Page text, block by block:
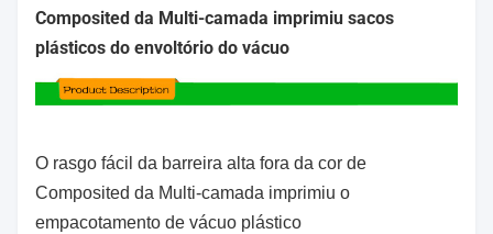
Composited da Multi-camada imprimiu sacos
plásticos do envoltório do vácuo
O rasgo fácil da barreira alta fora da cor de
Composited da Multi-camada imprimiu o
empacotamento de vácuo plástico